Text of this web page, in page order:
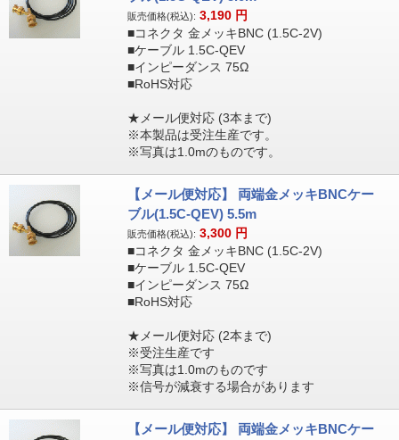
販売価格(税込): 3,190 円
■コネクタ 金メッキBNC (1.5C-2V)
■ケーブル 1.5C-QEV
■インピーダンス 75Ω
■RoHS対応
★メール便対応 (3本まで)
※本製品は受注生産です。
※写真は1.0mのものです。
【メール便対応】 両端金メッキBNCケー
ブル(1.5C-QEV) 5.5m
販売価格(税込): 3,300 円
■コネクタ 金メッキBNC (1.5C-2V)
■ケーブル 1.5C-QEV
■インピーダンス 75Ω
■RoHS対応
★メール便対応 (2本まで)
※受注生産です
※写真は1.0mのものです
※信号が減衰する場合があります
【メール便対応】 両端金メッキBNCケー